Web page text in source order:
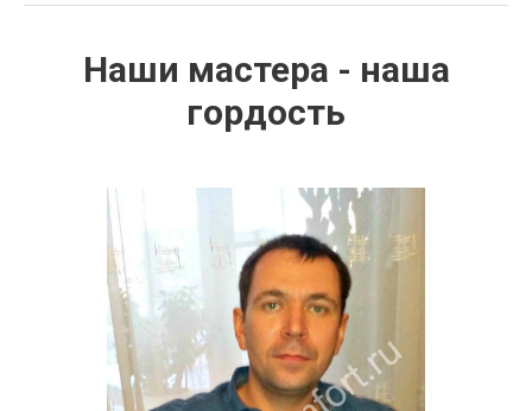
Наши мастера - наша
гордость